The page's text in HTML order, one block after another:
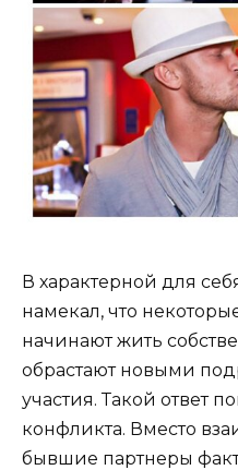
В характерной для
намекал, что
начинают жить
обрастают новыми
участия. Такой ответ
конфликта. Вместо
бывшие партнеры